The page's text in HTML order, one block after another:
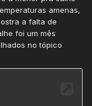
amenas,
a falta de
foi um mês
no tópico